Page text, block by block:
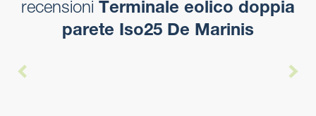
recensioni Terminale eolico doppia
parete Iso25 De Marinis